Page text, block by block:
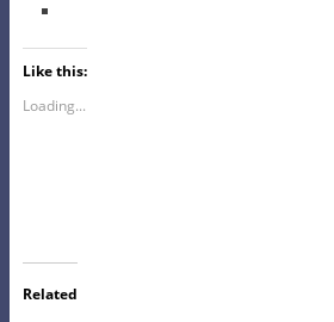
Like this:
Loading...
Related